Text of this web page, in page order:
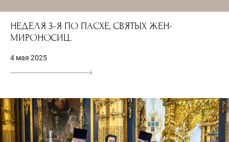
НЕДЕЛЯ 3-Я ПО ПАСХЕ, СВЯТЫХ ЖЕН-
МИРОНОСИЦ.
4 мая 2025